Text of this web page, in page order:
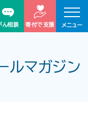
ん相談 寄付で支援 メニュー
ルマガジン